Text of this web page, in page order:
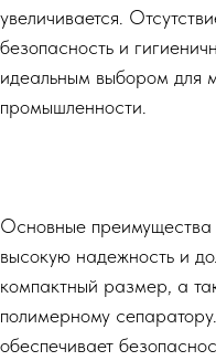
увеличивается.
безопасность и
идеальным выбором для
промышленности.
Основные преимущества
высокую надежность и
компактный размер, а
полимерному
обеспечивает